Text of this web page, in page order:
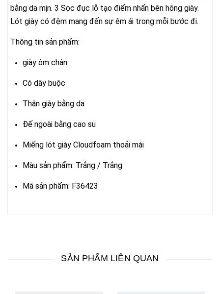
bằng da mịn. 3 Sọc đục lỗ tạo điểm nhấn bên hông giày.
Lót giày có đệm mang đến sự êm ái trong mỗi bước đi.
Thông tin sản phẩm:
giày ôm chân
Có dây buộc
Thân giày bằng da
Đế ngoài bằng cao su
Miếng lót giày Cloudfoam thoải mái
Màu sản phẩm: Trắng / Trắng
Mã sản phẩm: F36423
SẢN PHẨM LIÊN QUAN